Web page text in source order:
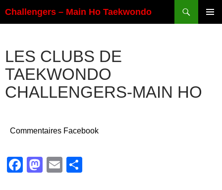
au
Challengers – Main Ho Taekwondo
LES CLUBS DE
TAEKWONDO
CHALLENGERS-MAIN HO
Commentaires Facebook
F
M
E